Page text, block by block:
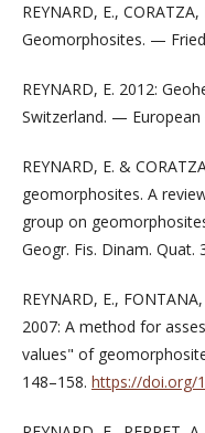
REYNARD, E.,
Geomorphosites. —
REYNARD, E. 2012:
Switzerland. — European
REYNARD, E. &
geomorphosites. A
group on
Geogr. Fis. Dinam. Quat.
REYNARD, E.,
2007: A method for
values" of
148–158. https://doi.org/